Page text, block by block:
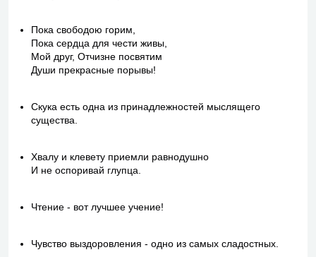
Пока свободою горим,
Пока сердца для чести живы,
Мой друг, Отчизне посвятим
Души прекрасные порывы!
Скука есть одна из принадлежностей мыслящего
существа.
Хвалу и клевету приемли равнодушно
И не оспоривай глупца.
Чтение - вот лучшее учение!
Чувство выздоровления - одно из самых сладостных.